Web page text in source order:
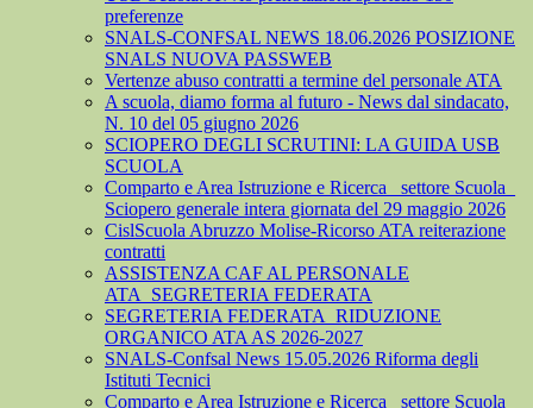
preferenze
SNALS-CONFSAL NEWS 18.06.2026 POSIZIONE
SNALS NUOVA PASSWEB
Vertenze abuso contratti a termine del personale ATA
A scuola, diamo forma al futuro - News dal sindacato,
N. 10 del 05 giugno 2026
SCIOPERO DEGLI SCRUTINI: LA GUIDA USB
SCUOLA
Comparto e Area Istruzione e Ricerca_ settore Scuola_
Sciopero generale intera giornata del 29 maggio 2026
CislScuola Abruzzo Molise-Ricorso ATA reiterazione
contratti
ASSISTENZA CAF AL PERSONALE
ATA_SEGRETERIA FEDERATA
SEGRETERIA FEDERATA_RIDUZIONE
ORGANICO ATA AS 2026-2027
SNALS-Confsal News 15.05.2026 Riforma degli
Istituti Tecnici
Comparto e Area Istruzione e Ricerca_ settore Scuola_